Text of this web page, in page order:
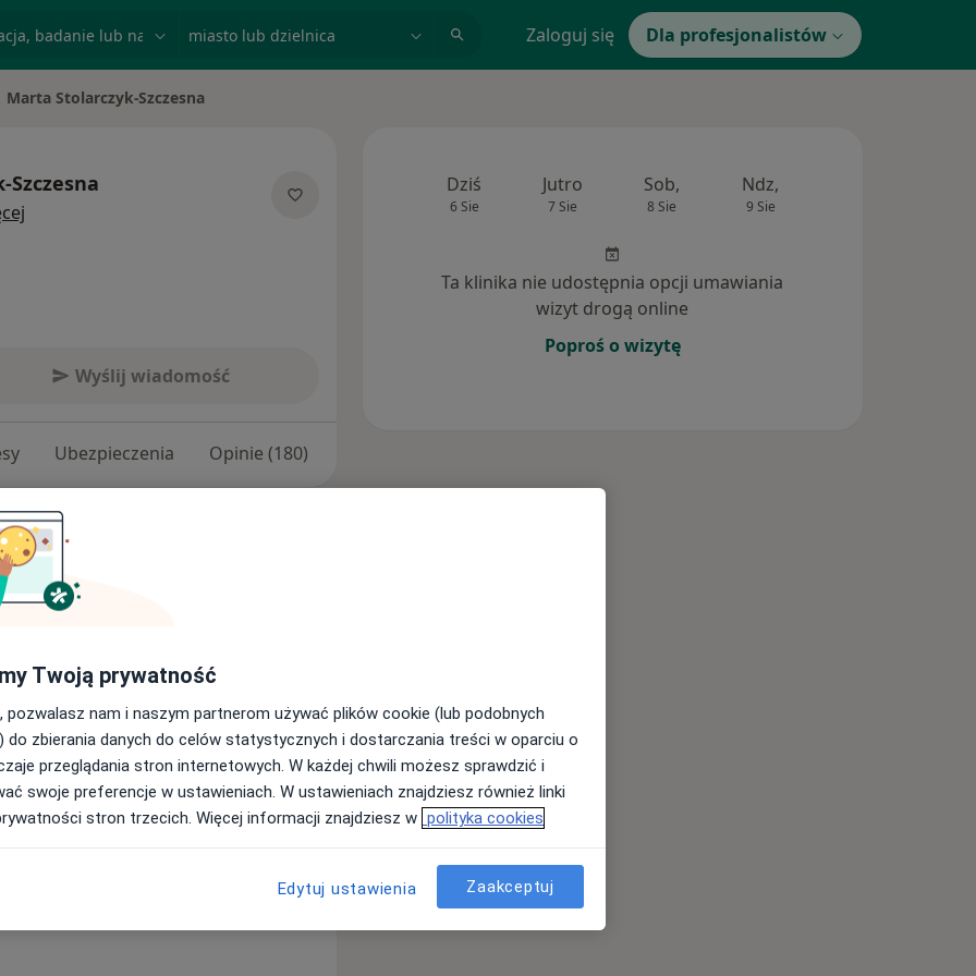
Zaloguj się Dla profesjonalistów
miasto
Marta Stolarczyk-Szczesna
Wyślij wiadomość
Ubezpieczenia Opinie (180)
w Bydgoszczy UMK w Toruniu,
tytuł specjalisty pediatrii.
z kardiologii dziecięcej w Klinice
Publicznym Dziecięcym Szpitalu
tytuł specjalisty kardiologii
dla Dzieci oraz Gabinetach od
Bydgoszczy.
Dziś
6 Sie
Jutro
7 Sie
Sob,
8 Sie
Ndz,
9 Sie
Ta klinika nie udostępnia opcji umawiania
wizyt drogą online
Poproś o wizytę
Twoją prywatność
pozwalasz nam i naszym partnerom używać plików cookie (lub podobnych
do zbierania danych do celów statystycznych i dostarczania treści w oparciu o
przeglądania stron internetowych. W każdej chwili możesz sprawdzić i
swoje preferencje w ustawieniach. W ustawieniach znajdziesz również linki
stron trzecich. Więcej informacji znajdziesz w polityka cookies
Edytuj ustawienia Zaakceptuj